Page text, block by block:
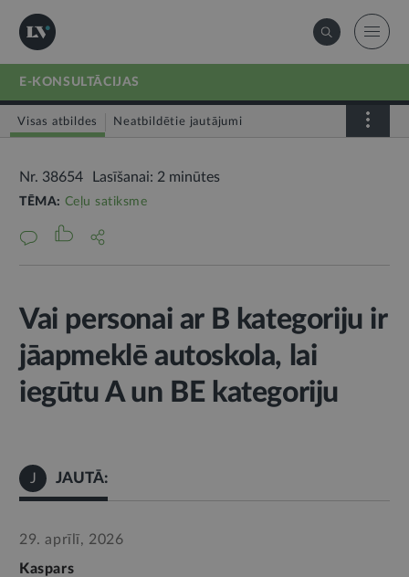
E-KONSULTĀCIJAS
Visas atbildes Neatbildētie jautājumi
Nr. 38654 Lasīšanai: 2 minūtes
TĒMA: Ceļu satiksme
Vai personai ar B kategoriju ir
jāapmeklē autoskola, lai
iegūtu A un BE kategoriju
J JAUTĀ:
29. aprīlī, 2026
Kaspars